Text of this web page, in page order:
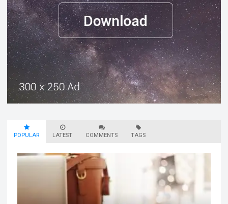
POPULAR LATEST COMMENTS TAGS